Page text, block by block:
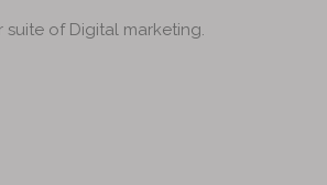
of Digital marketing.